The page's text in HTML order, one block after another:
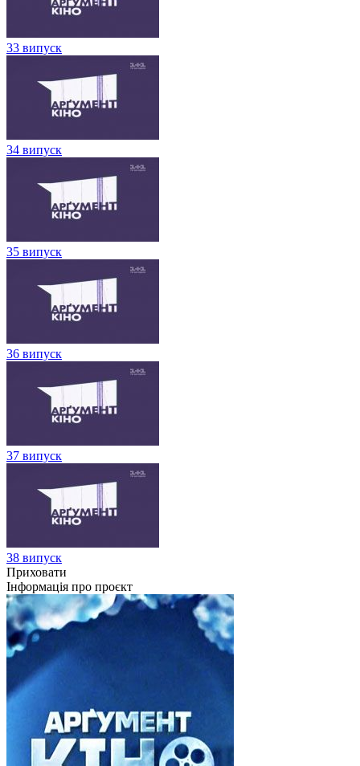
33 випуск
34 випуск
35 випуск
36 випуск
37 випуск
38 випуск
Приховати
Інформація про проєкт